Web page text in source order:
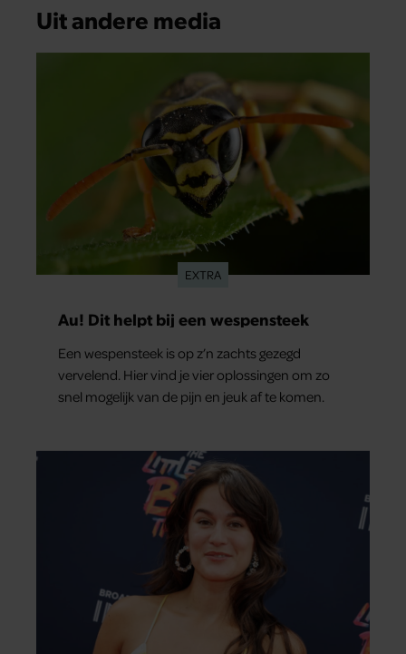
Uit andere media
EXTRA
Au! Dit helpt bij een wespensteek
Een wespensteek is op z’n zachts gezegd
vervelend. Hier vind je vier oplossingen om zo
snel mogelijk van de pijn en jeuk af te komen.